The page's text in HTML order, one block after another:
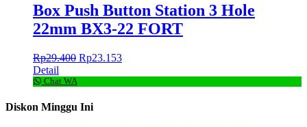
Box Push Button Station 3 Hole
22mm BX3-22 FORT
Rp29.400 Rp23.153
Detail
Chat WA
Diskon Minggu Ini